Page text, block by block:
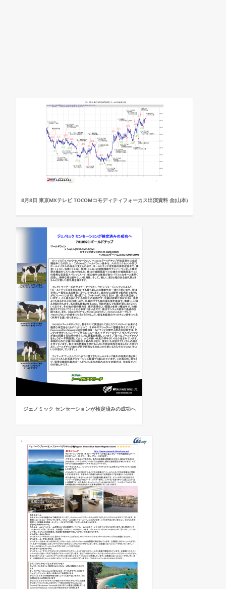
8月8日 東京MXテレビ TOCOMコモディティフォーカス出演資料 金(山本)
ジェノミック センセーションが検定済みの成功へ